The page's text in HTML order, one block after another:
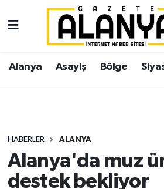
Alanya Asayiş Bölge
HABERLER ALANYA
Alanya'da muz
destek bekliyor
Alanya
Asayiş
Siyaset
Spor
İstanbul Nöbetçi Eczaneler
İstanbul Hava Durumu
Süper Lig Puan Durumu ve
Tüm Manşetler